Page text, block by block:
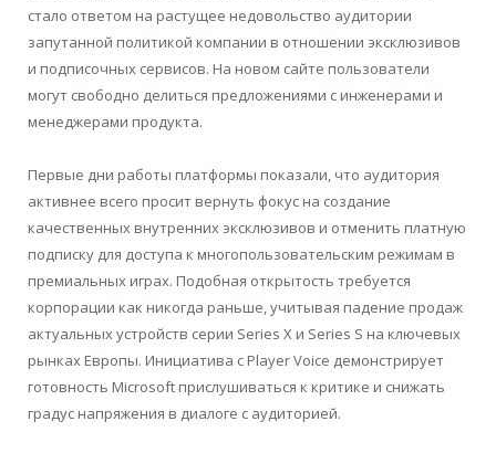
стало ответом на растущее недовольство аудитории
запутанной политикой компании в отношении эксклюзивов
и подписочных сервисов. На новом сайте пользователи
могут свободно делиться предложениями с инженерами и
менеджерами продукта.
Первые дни работы платформы показали, что аудитория
активнее всего просит вернуть фокус на создание
качественных внутренних эксклюзивов и отменить платную
подписку для доступа к многопользовательским режимам в
премиальных играх. Подобная открытость требуется
корпорации как никогда раньше, учитывая падение продаж
актуальных устройств серии Series X и Series S на ключевых
рынках Европы. Инициатива с Player Voice демонстрирует
готовность Microsoft прислушиваться к критике и снижать
градус напряжения в диалоге с аудиторией.